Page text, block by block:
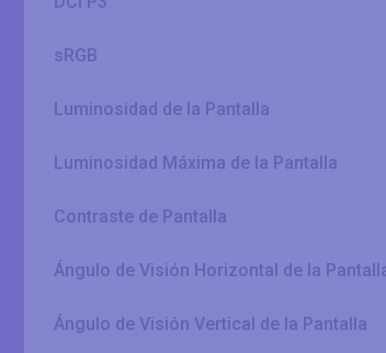
sRGB
Luminosidad de la Pantalla
Luminosidad Máxima de la Pantalla
Contraste de Pantalla
Ángulo de Visión Horizontal de la
Ángulo de Visión Vertical de la Pantalla